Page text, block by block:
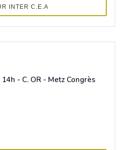
INTER C.E.A
- C. OR - Metz Congrès